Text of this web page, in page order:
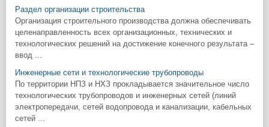
Раздел организации строительства
Организация строительного производства должна обеспечивать
целенаправленность всех организационных, технических и
технологических решений на достижение конечного результата –
ввод ...
Инженерные сети и технологические трубопроводы
По территории НПЗ и НХЗ прокладывается значительное число
технологических трубопроводов и инженерных сетей (линий
электропередачи, сетей водопровода и канализации, кабельных
сетей ...